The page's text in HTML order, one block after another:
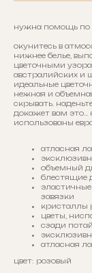
нужна помощь по
окунитесь в
нижнее белье,
цветочными
австралийских и
идеальные
нежная и
скрывать.
докажет вам это…
использованы
атласная
объемный
блестящие
завязки
кристаллы
цветы,
сзади
атласная
цвет: розовый